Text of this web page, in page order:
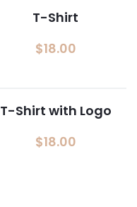
T-Shirt
$18.00
T-Shirt with Logo
$18.00